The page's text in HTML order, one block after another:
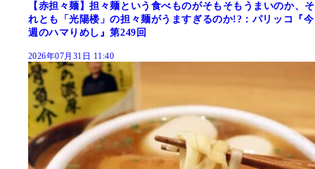
【赤担々麺】担々麺という食べものがそもそもうまいのか、そ
れとも「光陽楼」の担々麺がうますぎるのか!?：パリッコ『今
週のハマりめし』第249回
2026年07月31日 11:40